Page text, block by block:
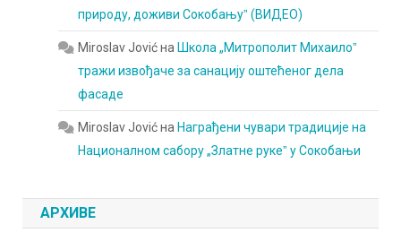
природу, доживи Сокобањуˮ (ВИДЕО)
Miroslav Jovićна Школа „Митрополит Михаилоˮ
тражи извођаче за санацију оштећеног дела
фасаде
Miroslav Jovićна Награђени чувари традиције на
Националном сабору „Златне рукеˮ у Сокобањи
АРХИВЕ